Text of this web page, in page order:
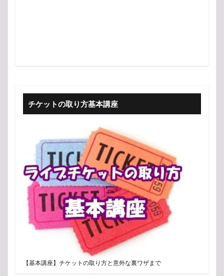
チケットの取り方基本講座
【基本講座】チケットの取り方と意外な裏ワザまで